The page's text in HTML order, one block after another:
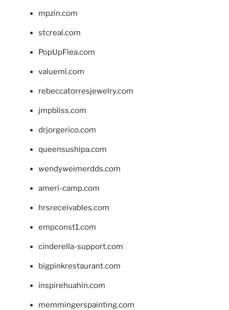
mpzin.com
stcreal.com
PopUpFlea.com
valueml.com
rebeccatorresjewelry.com
jmpbliss.com
drjorgerico.com
queensushipa.com
wendyweimerdds.com
ameri-camp.com
hrsreceivables.com
empconst1.com
cinderella-support.com
bigpinkrestaurant.com
inspirehuahin.com
memmingerspainting.com